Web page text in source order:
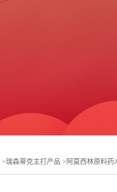
>瑞森蒂克主打产品 > 阿莫西林原料药